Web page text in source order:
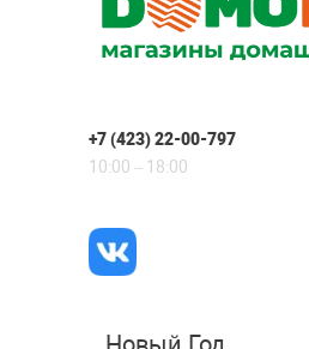
+7 (423) 22-00-797
10:00 – 18:00